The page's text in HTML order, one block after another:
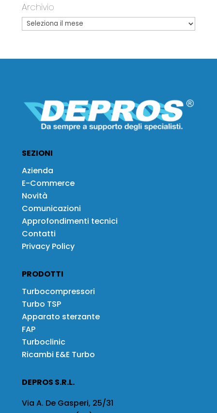
Archivio
SEZIONI
Azienda
E-Commerce
Novità
Comunicazioni
Approfondimenti tecnici
Contatti
Privacy Policy
PRODOTTI
Turbocompressori
Turbo TSP
Apparato sterzante
FAP
Turboclinic
Ricambi E&E Turbo
DEPROS S.R.L.
Via A. De Gasperi, 25/31